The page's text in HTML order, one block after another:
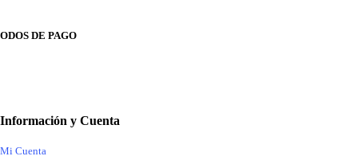
DE PAGO
Información y Cuenta
Mi Cuenta